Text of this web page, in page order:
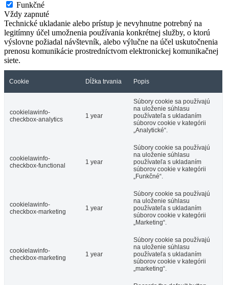
Funkčné
Vždy zapnuté
Technické ukladanie alebo prístup je nevyhnutne potrebný na
legitímny účel umožnenia používania konkrétnej služby, o ktorú
výslovne požiadal návštevník, alebo výlučne na účel uskutočnenia
prenosu komunikácie prostredníctvom elektronickej komunikačnej
siete.
Cookie Dĺžka trvania Popis
cookielawinfo-
checkbox-analytics
1 year
Súbory cookie sa používajú
na uloženie súhlasu
používateľa s ukladaním
súborov cookie v kategórii
„Analytické“.
cookielawinfo-
checkbox-functional
1 year
Súbory cookie sa používajú
na uloženie súhlasu
používateľa s ukladaním
súborov cookie v kategórii
„Funkčné“.
cookielawinfo-
checkbox-marketing
1 year
Súbory cookie sa používajú
na uloženie súhlasu
používateľa s ukladaním
súborov cookie v kategórii
„Marketing“.
cookielawinfo-
checkbox-marketing
1 year
Súbory cookie sa používajú
na uloženie súhlasu
používateľa s ukladaním
súborov cookie v kategórii
„marketing“.